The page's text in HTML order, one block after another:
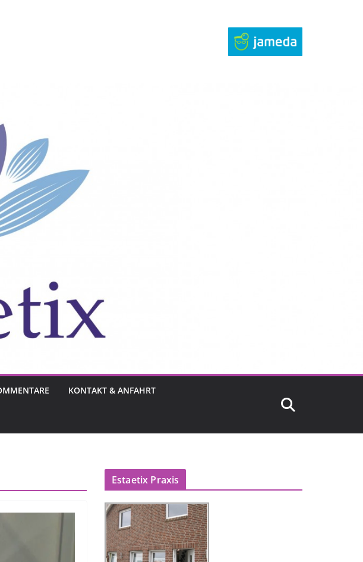
KONTAKT & ANFAHRT
Estaetix Praxis